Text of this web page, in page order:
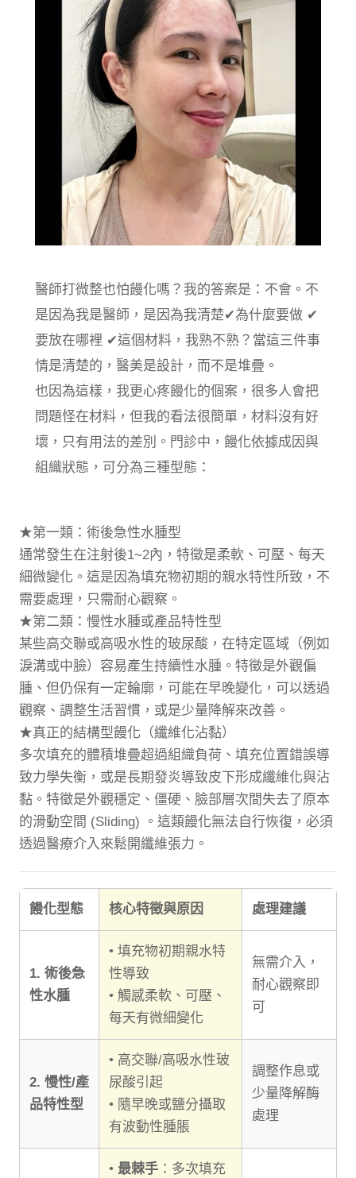
醫師打微整也怕饅化嗎？我的答案是：不會。不
是因為我是醫師，是因為我清楚✔為什麼要做 ✔
要放在哪裡 ✔這個材料，我熟不熟？當這三件事
情是清楚的，醫美是設計，而不是堆疊。
也因為這樣，我更心疼饅化的個案，很多人會把
問題怪在材料，但我的看法很簡單，材料沒有好
壞，只有用法的差別。門診中，饅化依據成因與
組織狀態，可分為三種型態：
★第一類：術後急性水腫型
通常發生在注射後1~2內，特徵是柔軟、可壓、每天
細微變化。這是因為填充物初期的親水特性所致，不
需要處理，只需耐心觀察。
★第二類：慢性水腫或產品特性型
某些高交聯或高吸水性的玻尿酸，在特定區域（例如
淚溝或中臉）容易產生持續性水腫。特徵是外觀偏
腫、但仍保有一定輪廓，可能在早晚變化，可以透過
觀察、調整生活習慣，或是少量降解來改善。
★真正的結構型饅化（纖維化沾黏）
多次填充的體積堆疊超過組織負荷、填充位置錯誤導
致力學失衡，或是長期發炎導致皮下形成纖維化與沾
黏。特徵是外觀穩定、僵硬、臉部層次間失去了原本
的滑動空間 (Sliding) 。這類饅化無法自行恢復，必須
透過醫療介入來鬆開纖維張力。
饅化型態 核心特徵與原因 處理建議
1. 術後急
性水腫
• 填充物初期親水特
性導致
• 觸感柔軟、可壓、
每天有微細變化
無需介入，
耐心觀察即
可
2. 慢性/產
品特性型
• 高交聯/高吸水性玻
尿酸引起
• 隨早晚或鹽分攝取
有波動性腫脹
調整作息或
少量降解酶
處理
• 最棘手 ：多次填充